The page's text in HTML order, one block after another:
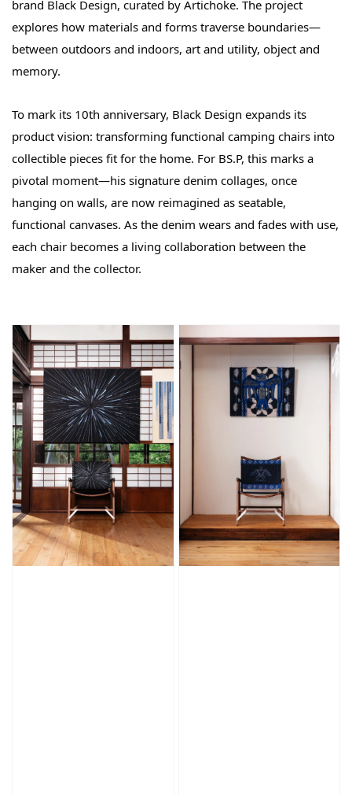
brand Black Design, curated by Artichoke. The project
explores how materials and forms traverse boundaries—
between outdoors and indoors, art and utility, object and
memory.
To mark its 10th anniversary, Black Design expands its
product vision: transforming functional camping chairs into
collectible pieces fit for the home. For BS.P, this marks a
pivotal moment—his signature denim collages, once
hanging on walls, are now reimagined as seatable,
functional canvases. As the denim wears and fades with use,
each chair becomes a living collaboration between the
maker and the collector.